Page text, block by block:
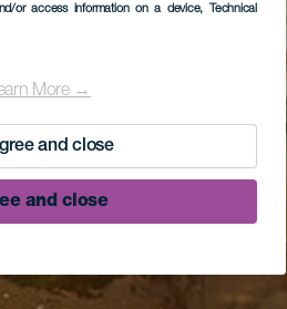
or access information on a device, Technical
More →
and close
and close